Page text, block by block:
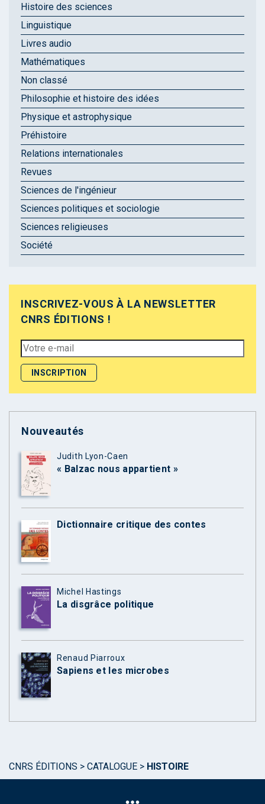
Histoire des sciences
Linguistique
Livres audio
Mathématiques
Non classé
Philosophie et histoire des idées
Physique et astrophysique
Préhistoire
Relations internationales
Revues
Sciences de l'ingénieur
Sciences politiques et sociologie
Sciences religieuses
Société
INSCRIVEZ-VOUS À LA NEWSLETTER
CNRS ÉDITIONS !
Nouveautés
Judith Lyon-Caen
« Balzac nous appartient »
Dictionnaire critique des contes
Michel Hastings
La disgrâce politique
Renaud Piarroux
Sapiens et les microbes
CNRS ÉDITIONS > CATALOGUE > HISTOIRE